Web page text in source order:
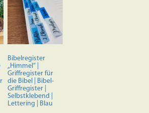
auf.
Die
Optionen
können
auf
der
Produktseite
gewählt
werden
Bibelregister
„Himmel“ |
Griffregister für
die Bibel | Bibel-
Griffregister |
Selbstklebend |
Lettering | Blau